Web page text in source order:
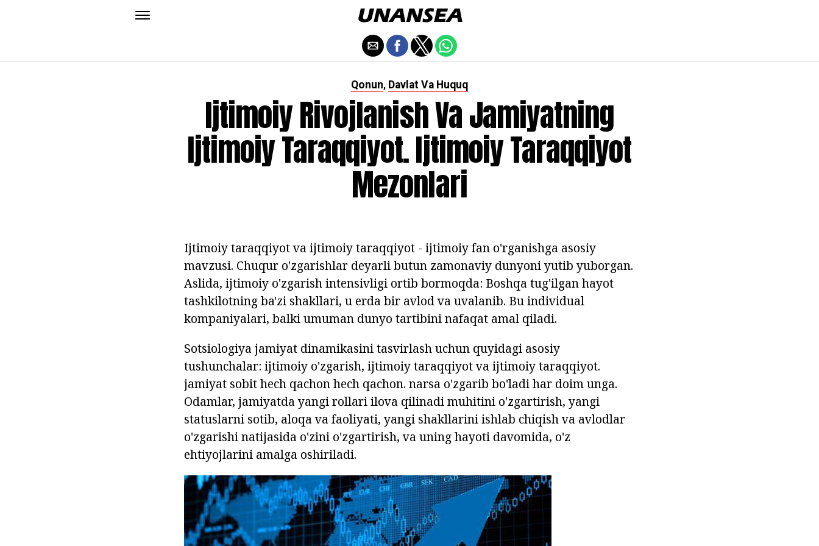
Qonun, Davlat Va Huquq
Ijtimoiy Rivojlanish Va Jamiyatning
Ijtimoiy Taraqqiyot. Ijtimoiy Taraqqiyot
Mezonlari
Ijtimoiy taraqqiyot va ijtimoiy taraqqiyot - ijtimoiy fan o'rganishga asosiy
mavzusi. Chuqur o'zgarishlar deyarli butun zamonaviy dunyoni yutib yuborgan.
Aslida, ijtimoiy o'zgarish intensivligi ortib bormoqda: Boshqa tug'ilgan hayot
tashkilotning ba'zi shakllari, u erda bir avlod va uvalanib. Bu individual
kompaniyalari, balki umuman dunyo tartibini nafaqat amal qiladi.
Sotsiologiya jamiyat dinamikasini tasvirlash uchun quyidagi asosiy
tushunchalar: ijtimoiy o'zgarish, ijtimoiy taraqqiyot va ijtimoiy taraqqiyot.
jamiyat sobit hech qachon hech qachon. narsa o'zgarib bo'ladi har doim unga.
Odamlar, jamiyatda yangi rollari ilova qilinadi muhitini o'zgartirish, yangi
statuslarni sotib, aloqa va faoliyati, yangi shakllarini ishlab chiqish va avlodlar
o'zgarishi natijasida o'zini o'zgartirish, va uning hayoti davomida, o'z
ehtiyojlarini amalga oshiriladi.